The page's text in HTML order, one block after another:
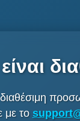
με το